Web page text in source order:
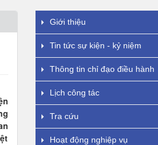
Giới thiệu
Tin tức sự kiện - kỷ niệm
Thông tin chỉ đạo điều hành
Lịch công tác
Tra cứu
Hoạt động nghiệp vụ